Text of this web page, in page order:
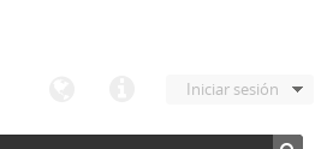
Iniciar sesión